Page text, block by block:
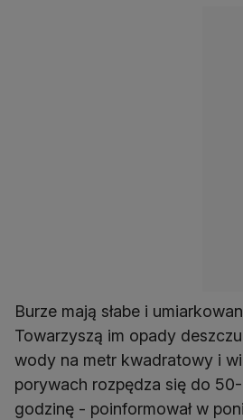
Burze mają słabe i
Towarzyszą im opady
wody na metr kwadratowy i
porywach rozpędza się do
godzinę - poinformował w